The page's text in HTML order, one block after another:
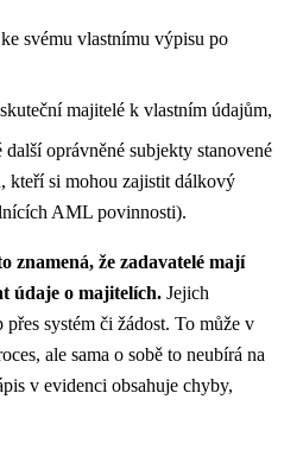
svému vlastnímu výpisu po
majitelé k vlastním údajům,
oprávněné subjekty stanovené
kteří si mohou zajistit dálkový
AML povinnosti).
znamená, že zadavatelé mají
údaje o majitelích. Jejich
systém či žádost. To může v
ale sama o sobě to neubírá na
v evidenci obsahuje chyby,